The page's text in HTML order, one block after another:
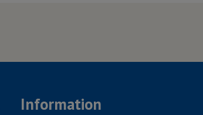
Information